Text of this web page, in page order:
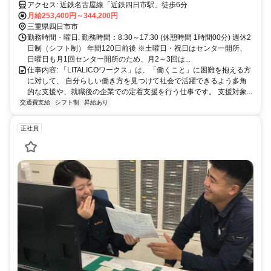
アクセス: 近鉄名古屋線「近鉄四日市駅」徒歩6分
月給253,400円～344,200円
三重県四日市市
勤務時間・曜日: 勤務時間：8:30～17:30 (休憩時間 1時間00分) 週休2
日制（シフト制） 年間120日前後 ※土曜日・祝日はセンター開所、
日曜日も月1回センター開所のため、月2～3回は...
仕事内容: 「LITALICOワークス」は、「働くこと」に困難を抱える方
に対して、 自分らしい働き方を見つけて社会で活躍できるよう多角
的な支援や、就職後の企業での定着支援を行う仕事です。 支援対象...
交通費支給 シフト制 昇給あり
正社員